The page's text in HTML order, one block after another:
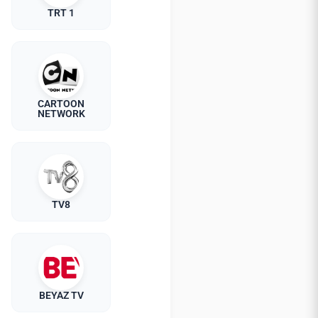
TRT 1
CARTOON
NETWORK
TV8
BEYAZ TV